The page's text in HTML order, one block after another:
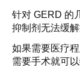
针对 GERD 的
抑制剂无法缓
如果需要医疗
需要手术就可